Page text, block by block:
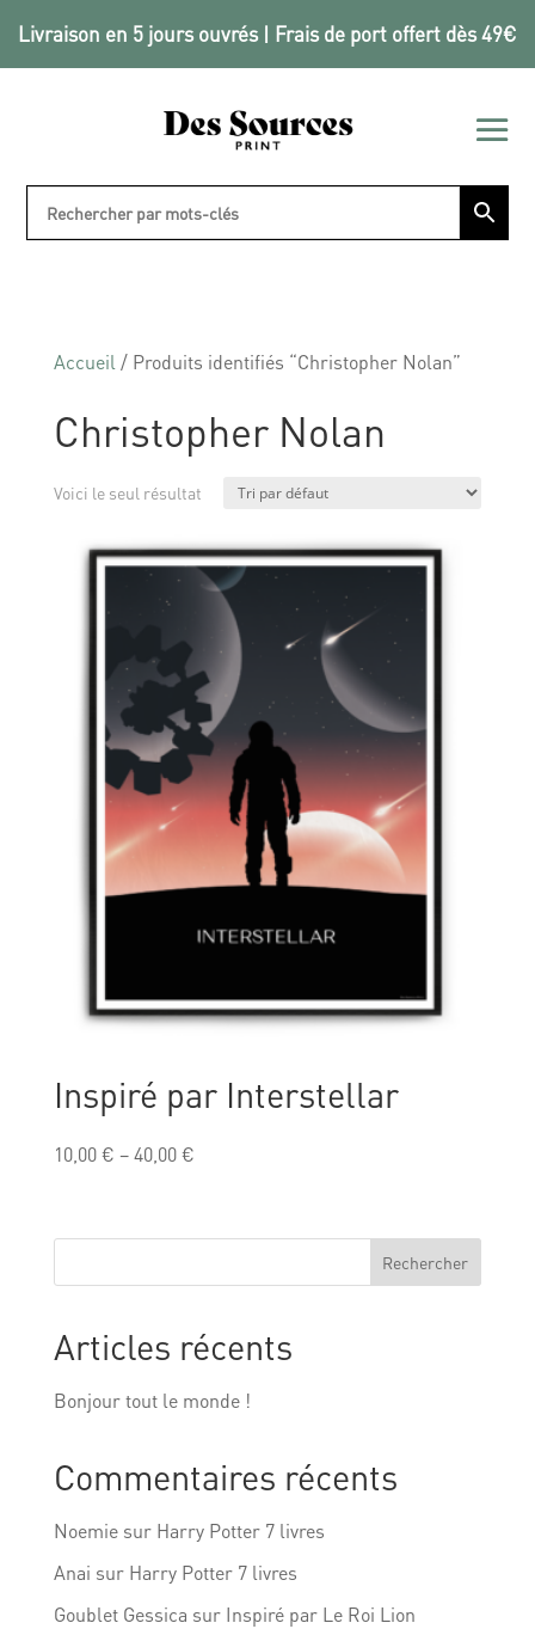
Livraison en 5 jours ouvrés | Frais de port offert dès 49€
Accueil / Produits identifiés “Christopher Nolan”
Christopher Nolan
Voici le seul résultat
Inspiré par Interstellar
10,00€ –40,00€
Rechercher
Articles récents
Bonjour tout le monde !
Commentaires récents
Noemiesur Harry Potter 7 livres
Anai sur Harry Potter 7 livres
Goublet Gessica sur Inspiré par Le Roi Lion